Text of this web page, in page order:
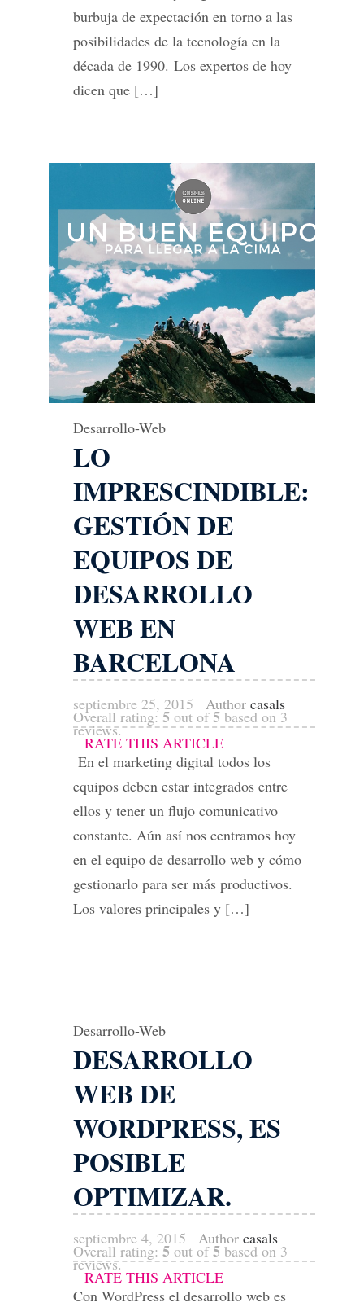
burbuja de expectación en torno a las
posibilidades de la tecnología en la
década de 1990. Los expertos de hoy
dicen que […]
Desarrollo-Web
LO
IMPRESCINDIBLE:
GESTIÓN DE
EQUIPOS DE
DESARROLLO
WEB EN
BARCELONA
septiembre 25, 2015 Author casals
Overall rating:5 out of5 based on 3
reviews.
RATE THIS ARTICLE
En el marketing digital todos los
equipos deben estar integrados entre
ellos y tener un flujo comunicativo
constante. Aún así nos centramos hoy
en el equipo de desarrollo web y cómo
gestionarlo para ser más productivos.
Los valores principales y […]
Desarrollo-Web
DESARROLLO
WEB DE
WORDPRESS, ES
POSIBLE
OPTIMIZAR.
septiembre 4, 2015 Author casals
Overall rating: 5 out of5 based on 3
reviews.
RATE THIS ARTICLE
Con WordPress el desarrollo web es